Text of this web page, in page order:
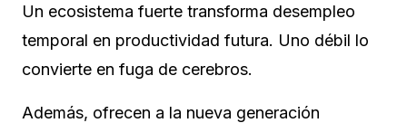
Un ecosistema fuerte transforma desempleo
temporal en productividad futura. Uno débil lo
convierte en fuga de cerebros.
Además, ofrecen a la nueva generación